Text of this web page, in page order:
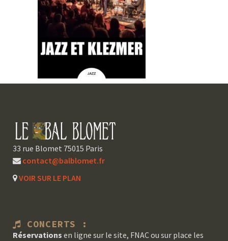
33 rue Blomet 75015 Paris
contact@balblomet.fr
VOIR SUR LE PLAN
CONCERTS :
Réservations en ligne sur le site, FNAC ou sur place les